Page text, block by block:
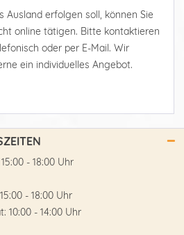
Ausland erfolgen soll, können Sie
online tätigen. Bitte kontaktieren
oder per E-Mail. Wir
ein individuelles Angebot.
- 18:00 Uhr
- 18:00 Uhr
10:00 - 14:00 Uhr